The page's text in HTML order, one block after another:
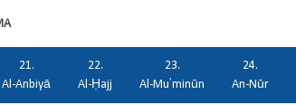
21.
Al-Anbiyā
22.
Al-Ḥajj
23.
Al-Mu'minūn
24.
An-Nūr